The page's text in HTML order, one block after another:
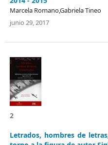
Marcela Romano,Gabriela Tineo
junio 29, 2017
2
Letrados, hombres de